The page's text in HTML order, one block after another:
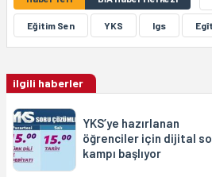
Eğitim Sen YKS lgs
ilgili haberler
YKS’ye hazırlanan
öğrenciler için dijital
kampı başlıyor